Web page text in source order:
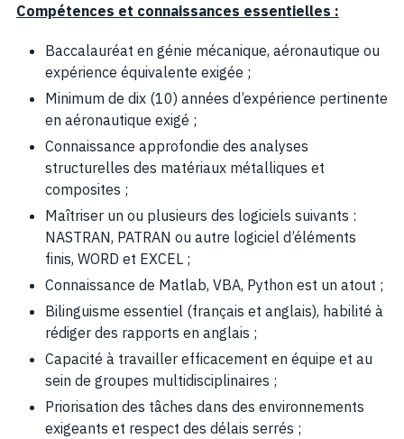
Compétences et connaissances essentielles :
Baccalauréat en génie mécanique, aéronautique ou
expérience équivalente exigée ;
Minimum de dix (10) années d’expérience pertinente
en aéronautique exigé ;
Connaissance approfondie des analyses
structurelles des matériaux métalliques et
composites ;
Maîtriser un ou plusieurs des logiciels suivants :
NASTRAN, PATRAN ou autre logiciel d’éléments
finis, WORD et EXCEL ;
Connaissance de Matlab, VBA, Python est un atout ;
Bilinguisme essentiel (français et anglais), habilité à
rédiger des rapports en anglais ;
Capacité à travailler efficacement en équipe et au
sein de groupes multidisciplinaires ;
Priorisation des tâches dans des environnements
exigeants et respect des délais serrés ;